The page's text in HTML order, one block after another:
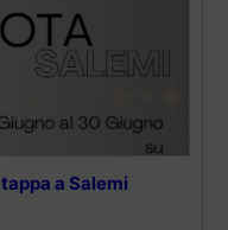
a Salemi